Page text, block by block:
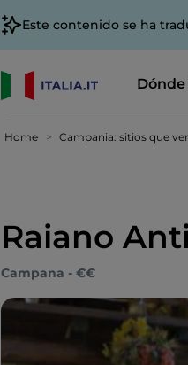
Este contenido se ha
Home Campania: sitios que
Raiano
Campana - €€